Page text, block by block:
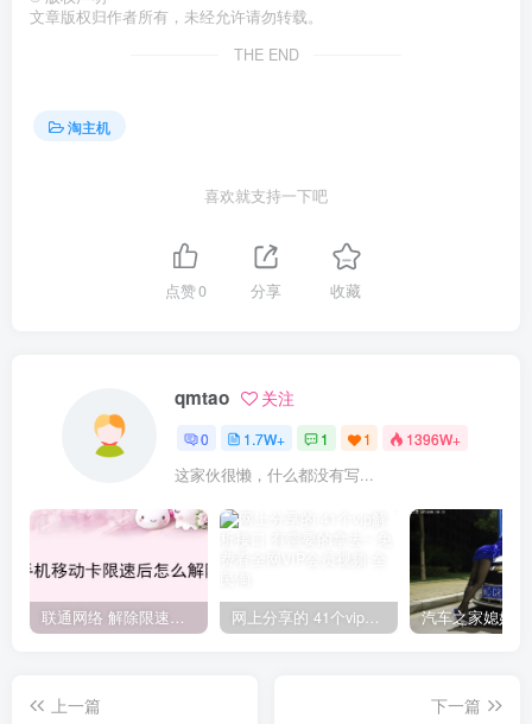
文章版权归作者所有，未经允许请勿转载。
THE END
淘主机
喜欢就支持一下吧
点赞0 分享 收藏
qmtao 关注
0 1.7W+ 1 1 1396W+
这家伙很懒，什么都没有写...
联通网络 解除限速方法参考！畅享、畅玩、老白干等及其它地区自测了 网上分享的 41个vip解析接口 有需要的拿去~ 免费看全网VIP会员视频
上一篇
下一篇